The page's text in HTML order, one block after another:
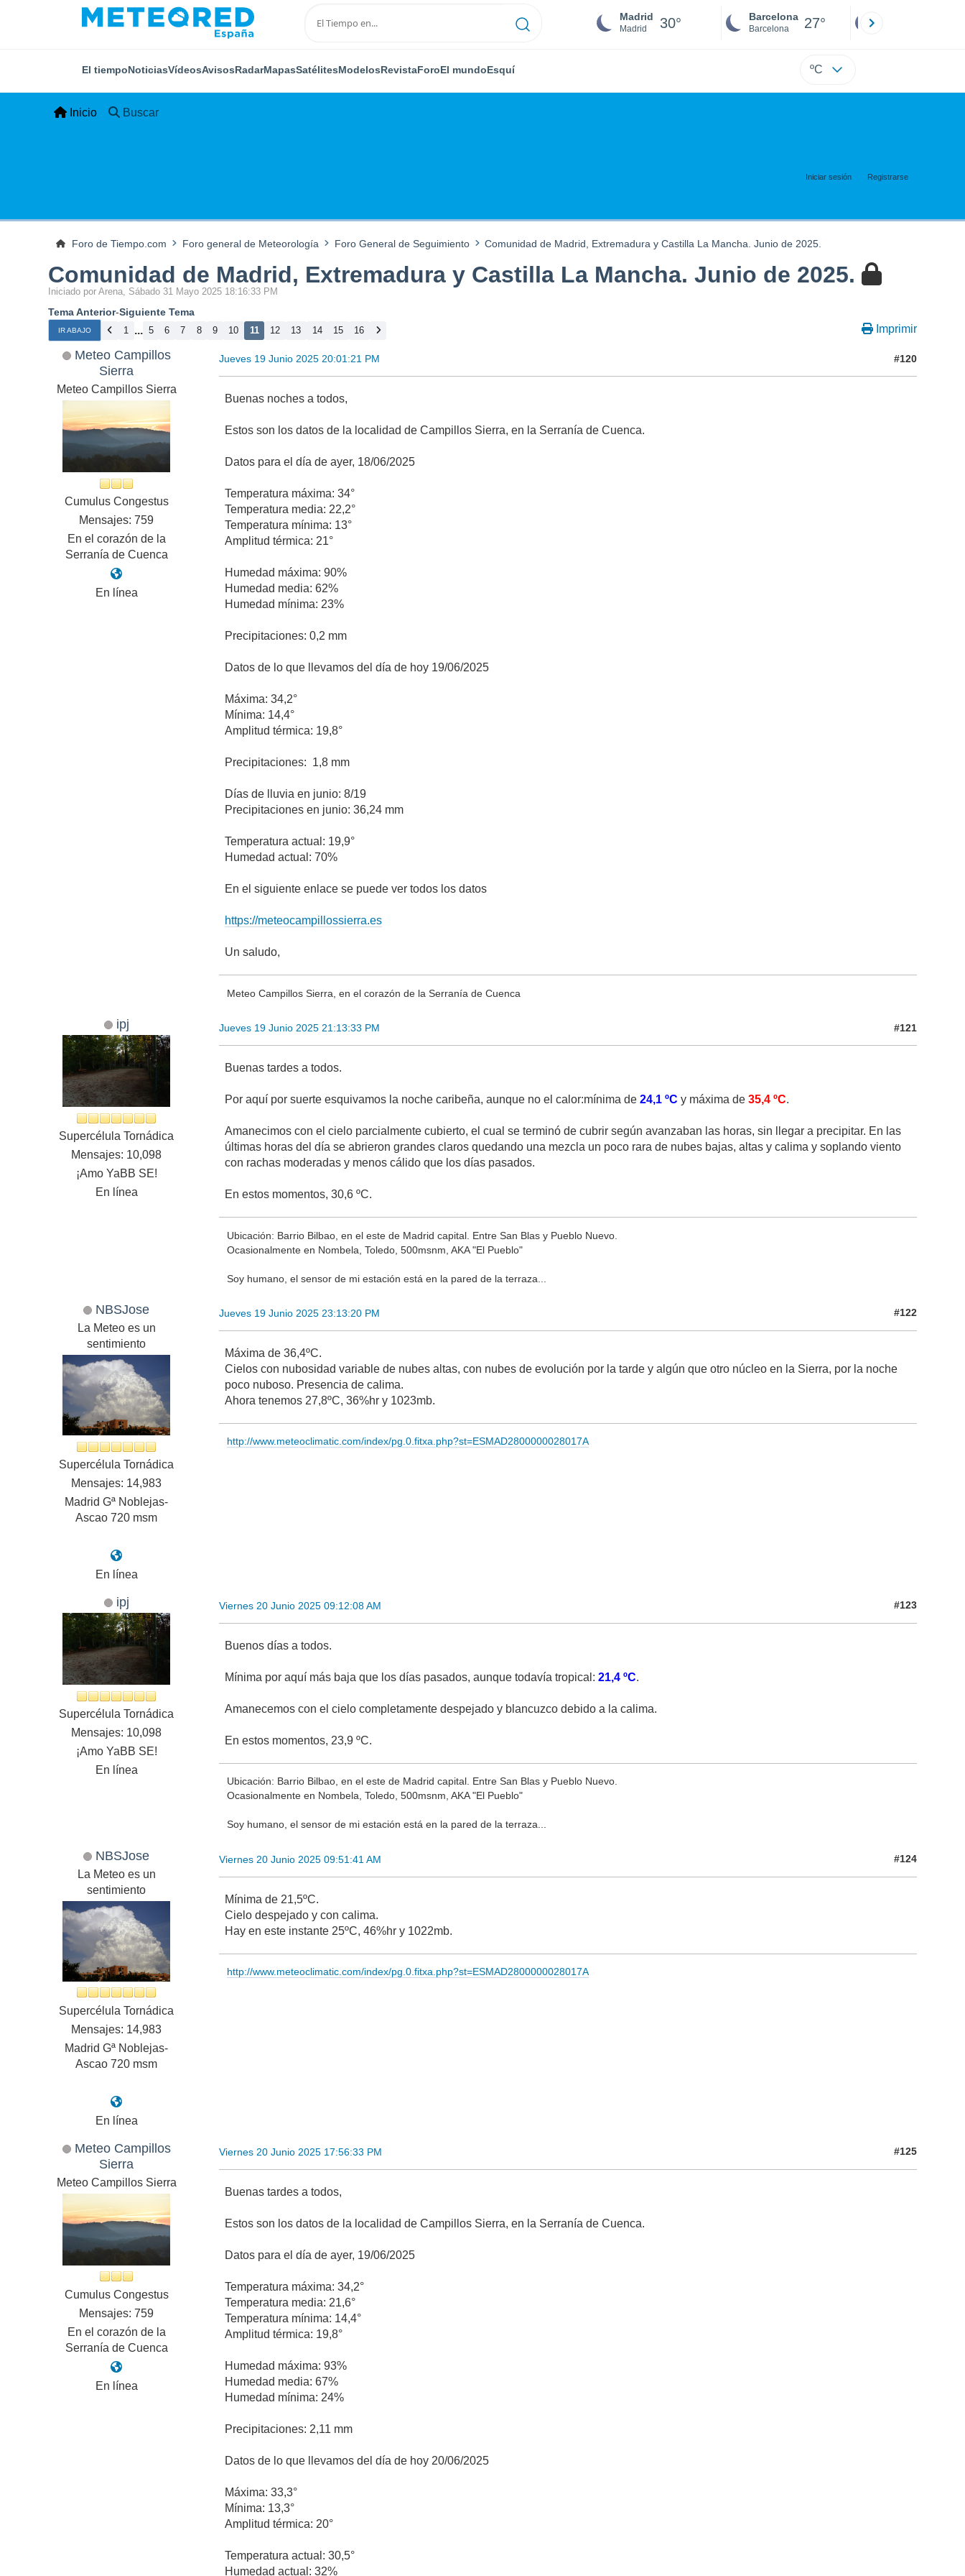
Madrid
Madrid 30° Barcelona
Barcelona 27°
El tiempoNoticiasVídeosAvisosRadarMapasSatélitesModelosRevistaForoEl mundoEsquí ºC
Inicio Buscar
Iniciar sesión Registrarse
Foro de Tiempo.com Foro general de Meteorología Foro General de Seguimiento Comunidad de Madrid, Extremadura y Castilla La Mancha. Junio de 2025.
Comunidad de Madrid, Extremadura y Castilla La Mancha. Junio de 2025.
Iniciado por Arena, Sábado 31 Mayo 2025 18:16:33 PM
Tema Anterior-Siguiente Tema
IR ABAJO 1 ... 5 6 7 8 9 10 11 12 13 14 15 16 Imprimir
Meteo Campillos
Sierra
Meteo Campillos Sierra
Cumulus Congestus
Mensajes: 759
En el corazón de la
Serranía de Cuenca
En línea
Jueves 19 Junio 2025 20:01:21 PM #120
Buenas noches a todos,
Estos son los datos de la localidad de Campillos Sierra, en la Serranía de Cuenca.
Datos para el día de ayer, 18/06/2025
Temperatura máxima: 34°
Temperatura media: 22,2°
Temperatura mínima: 13°
Amplitud térmica: 21°
Humedad máxima: 90%
Humedad media: 62%
Humedad mínima: 23%
Precipitaciones: 0,2 mm
Datos de lo que llevamos del día de hoy 19/06/2025
Máxima: 34,2°
Mínima: 14,4°
Amplitud térmica: 19,8°
Precipitaciones: 1,8 mm
Días de lluvia en junio: 8/19
Precipitaciones en junio: 36,24 mm
Temperatura actual: 19,9°
Humedad actual: 70%
En el siguiente enlace se puede ver todos los datos
https://meteocampillossierra.es
Un saludo,
Meteo Campillos Sierra, en el corazón de la Serranía de Cuenca
ipj
Supercélula Tornádica
Mensajes: 10,098
¡Amo YaBB SE!
En línea
Jueves 19 Junio 2025 21:13:33 PM #121
Buenas tardes a todos.
Por aquí por suerte esquivamos la noche caribeña, aunque no el calor:mínima de24,1 ºC y máxima de35,4 ºC.
Amanecimos con el cielo parcialmente cubierto, el cual se terminó de cubrir según avanzaban las horas, sin llegar a precipitar. En las
últimas horas del día se abrieron grandes claros quedando una mezcla un poco rara de nubes bajas, altas y calima y soplando viento
con rachas moderadas y menos cálido que los días pasados.
En estos momentos, 30,6 ºC.
Ubicación: Barrio Bilbao, en el este de Madrid capital. Entre San Blas y Pueblo Nuevo.
Ocasionalmente en Nombela, Toledo, 500msnm, AKA "El Pueblo"
Soy humano, el sensor de mi estación está en la pared de la terraza...
NBSJose
La Meteo es un
sentimiento
Supercélula Tornádica
Mensajes: 14,983
Madrid Gª Noblejas-
Ascao 720 msm
En línea
Jueves 19 Junio 2025 23:13:20 PM #122
Máxima de 36,4ºC.
Cielos con nubosidad variable de nubes altas, con nubes de evolución por la tarde y algún que otro núcleo en la Sierra, por la noche
poco nuboso. Presencia de calima.
Ahora tenemos 27,8ºC, 36%hr y 1023mb.
http://www.meteoclimatic.com/index/pg.0.fitxa.php?st=ESMAD2800000028017A
ipj
Supercélula Tornádica
Mensajes: 10,098
¡Amo YaBB SE!
En línea
Viernes 20 Junio 2025 09:12:08 AM #123
Buenos días a todos.
Mínima por aquí más baja que los días pasados, aunque todavía tropical:21,4 ºC.
Amanecemos con el cielo completamente despejado y blancuzco debido a la calima.
En estos momentos, 23,9 ºC.
Ubicación: Barrio Bilbao, en el este de Madrid capital. Entre San Blas y Pueblo Nuevo.
Ocasionalmente en Nombela, Toledo, 500msnm, AKA "El Pueblo"
Soy humano, el sensor de mi estación está en la pared de la terraza...
NBSJose
La Meteo es un
sentimiento
Supercélula Tornádica
Mensajes: 14,983
Madrid Gª Noblejas-
Ascao 720 msm
En línea
Viernes 20 Junio 2025 09:51:41 AM #124
Mínima de 21,5ºC.
Cielo despejado y con calima.
Hay en este instante 25ºC, 46%hr y 1022mb.
http://www.meteoclimatic.com/index/pg.0.fitxa.php?st=ESMAD2800000028017A
Meteo Campillos
Sierra
Meteo Campillos Sierra
Cumulus Congestus
Mensajes: 759
En el corazón de la
Serranía de Cuenca
En línea
Viernes 20 Junio 2025 17:56:33 PM #125
Buenas tardes a todos,
Estos son los datos de la localidad de Campillos Sierra, en la Serranía de Cuenca.
Datos para el día de ayer, 19/06/2025
Temperatura máxima: 34,2°
Temperatura media: 21,6°
Temperatura mínima: 14,4°
Amplitud térmica: 19,8°
Humedad máxima: 93%
Humedad media: 67%
Humedad mínima: 24%
Precipitaciones: 2,11 mm
Datos de lo que llevamos del día de hoy 20/06/2025
Máxima: 33,3°
Mínima: 13,3°
Amplitud térmica: 20°
Temperatura actual: 30,5°
Humedad actual: 32%